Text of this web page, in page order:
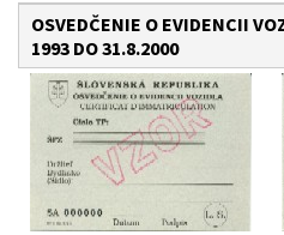
OSVEDČENIE O EVIDENCII
1993 DO 31.8.2000